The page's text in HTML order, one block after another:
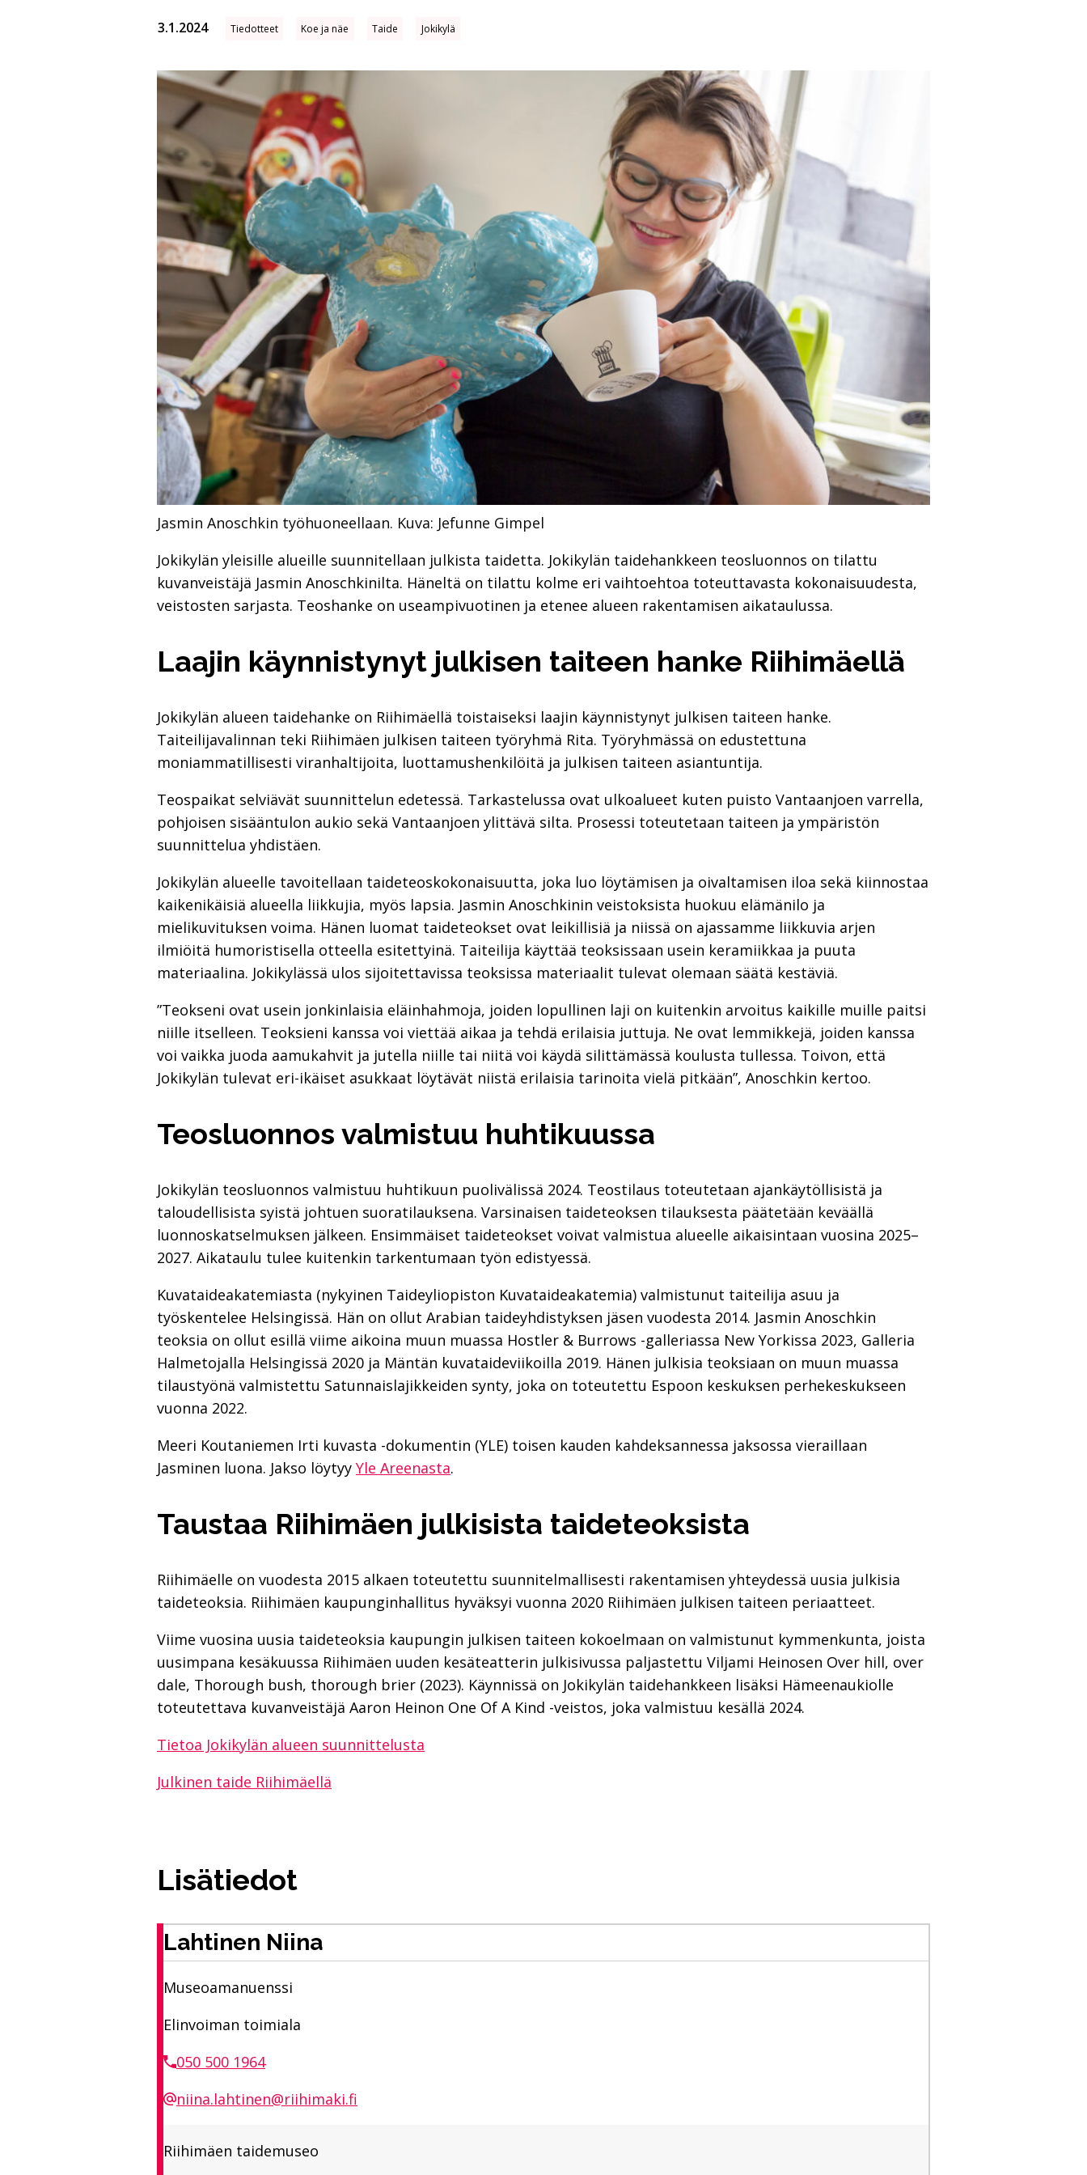
3.1.2024 Tiedotteet Koe ja näe Taide Jokikylä
Jasmin Anoschkin työhuoneellaan. Kuva: Jefunne Gimpel
Jokikylän yleisille alueille suunnitellaan julkista taidetta. Jokikylän taidehankkeen teosluonnos on tilattu
kuvanveistäjä Jasmin Anoschkinilta. Häneltä on tilattu kolme eri vaihtoehtoa toteuttavasta kokonaisuudesta,
veistosten sarjasta. Teoshanke on useampivuotinen ja etenee alueen rakentamisen aikataulussa.
Laajin käynnistynyt julkisen taiteen hanke Riihimäellä
Jokikylän alueen taidehanke on Riihimäellä toistaiseksi laajin käynnistynyt julkisen taiteen hanke.
Taiteilijavalinnan teki Riihimäen julkisen taiteen työryhmä Rita. Työryhmässä on edustettuna
moniammatillisesti viranhaltijoita, luottamushenkilöitä ja julkisen taiteen asiantuntija.
Teospaikat selviävät suunnittelun edetessä. Tarkastelussa ovat ulkoalueet kuten puisto Vantaanjoen varrella,
pohjoisen sisääntulon aukio sekä Vantaanjoen ylittävä silta. Prosessi toteutetaan taiteen ja ympäristön
suunnittelua yhdistäen.
Jokikylän alueelle tavoitellaan taideteoskokonaisuutta, joka luo löytämisen ja oivaltamisen iloa sekä kiinnostaa
kaikenikäisiä alueella liikkujia, myös lapsia. Jasmin Anoschkinin veistoksista huokuu elämänilo ja
mielikuvituksen voima. Hänen luomat taideteokset ovat leikillisiä ja niissä on ajassamme liikkuvia arjen
ilmiöitä humoristisella otteella esitettyinä. Taiteilija käyttää teoksissaan usein keramiikkaa ja puuta
materiaalina. Jokikylässä ulos sijoitettavissa teoksissa materiaalit tulevat olemaan säätä kestäviä.
”Teokseni ovat usein jonkinlaisia eläinhahmoja, joiden lopullinen laji on kuitenkin arvoitus kaikille muille paitsi
niille itselleen. Teoksieni kanssa voi viettää aikaa ja tehdä erilaisia juttuja. Ne ovat lemmikkejä, joiden kanssa
voi vaikka juoda aamukahvit ja jutella niille tai niitä voi käydä silittämässä koulusta tullessa. Toivon, että
Jokikylän tulevat eri-ikäiset asukkaat löytävät niistä erilaisia tarinoita vielä pitkään”, Anoschkin kertoo.
Teosluonnos valmistuu huhtikuussa
Jokikylän teosluonnos valmistuu huhtikuun puolivälissä 2024. Teostilaus toteutetaan ajankäytöllisistä ja
taloudellisista syistä johtuen suoratilauksena. Varsinaisen taideteoksen tilauksesta päätetään keväällä
luonnoskatselmuksen jälkeen. Ensimmäiset taideteokset voivat valmistua alueelle aikaisintaan vuosina 2025–
2027. Aikataulu tulee kuitenkin tarkentumaan työn edistyessä.
Kuvataideakatemiasta (nykyinen Taideyliopiston Kuvataideakatemia) valmistunut taiteilija asuu ja
työskentelee Helsingissä. Hän on ollut Arabian taideyhdistyksen jäsen vuodesta 2014. Jasmin Anoschkin
teoksia on ollut esillä viime aikoina muun muassa Hostler & Burrows -galleriassa New Yorkissa 2023, Galleria
Halmetojalla Helsingissä 2020 ja Mäntän kuvataideviikoilla 2019. Hänen julkisia teoksiaan on muun muassa
tilaustyönä valmistettu Satunnaislajikkeiden synty, joka on toteutettu Espoon keskuksen perhekeskukseen
vuonna 2022.
Meeri Koutaniemen Irti kuvasta -dokumentin (YLE) toisen kauden kahdeksannessa jaksossa vieraillaan
Jasminen luona. Jakso löytyy Yle Areenasta.
Taustaa Riihimäen julkisista taideteoksista
Riihimäelle on vuodesta 2015 alkaen toteutettu suunnitelmallisesti rakentamisen yhteydessä uusia julkisia
taideteoksia. Riihimäen kaupunginhallitus hyväksyi vuonna 2020 Riihimäen julkisen taiteen periaatteet.
Viime vuosina uusia taideteoksia kaupungin julkisen taiteen kokoelmaan on valmistunut kymmenkunta, joista
uusimpana kesäkuussa Riihimäen uuden kesäteatterin julkisivussa paljastettu Viljami Heinosen Over hill, over
dale, Thorough bush, thorough brier (2023). Käynnissä on Jokikylän taidehankkeen lisäksi Hämeenaukiolle
toteutettava kuvanveistäjä Aaron Heinon One Of A Kind -veistos, joka valmistuu kesällä 2024.
Tietoa Jokikylän alueen suunnittelusta
Julkinen taide Riihimäellä
Lisätiedot
Lahtinen Niina
Museoamanuenssi
Elinvoiman toimiala
050 500 1964
niina.lahtinen@riihimaki.fi
Riihimäen taidemuseo